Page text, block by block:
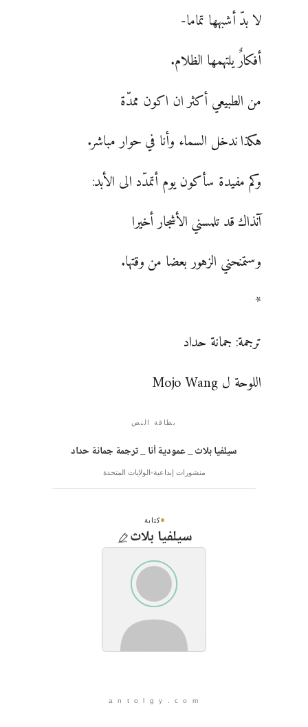
لا بدّ أشبهها تماما-
أفكارٌ يلتهمها الظلام.
من الطبيعي أكثر ان اكون ممدّة
هكذا ندخل السماء وأنا في حوار مباشر.
وكم مفيدة سأكون يوم أتمدّد الى الأبد:
آنذاك قد تلمسني الأشجار أخيرا
وستمنحني الزهور بعضا من وقتها.
*
ترجمة: جمانة حداد
اللوحة ل Mojo Wang
بطاقة النص
سيلفيا بلاث _ عمودية أنا _ ترجمة جمانة حداد
منشورات إبداعية الولايات المتحدة
كتابة
سيلفيا بلاث
a n t o l g y . c o m